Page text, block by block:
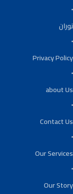
نوران
Privacy Policy
about Us
Contact Us
Our Services
Our Story